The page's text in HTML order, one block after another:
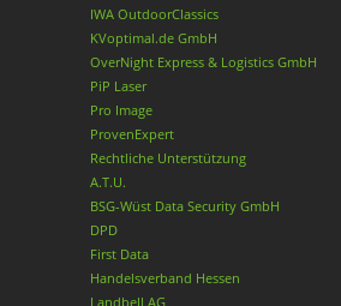
IWA OutdoorClassics
KVoptimal.de GmbH
OverNight Express & Logistics GmbH
PiP Laser
Pro Image
ProvenExpert
Rechtliche Unterstützung
A.T.U.
BSG-Wüst Data Security GmbH
DPD
First Data
Handelsverband Hessen
Landbell AG